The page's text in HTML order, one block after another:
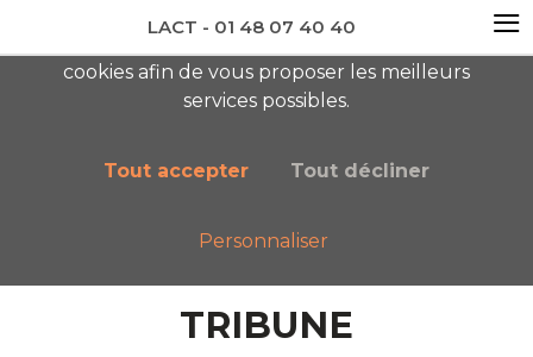
newsletter AC
Tribune Harcèlement Scolaire
TRIBUNE
cookies afin de vous proposer les meilleurs
services possibles.
Tout accepter Tout décliner
Personnaliser
LACT - 01 48 07 40 40 ≡